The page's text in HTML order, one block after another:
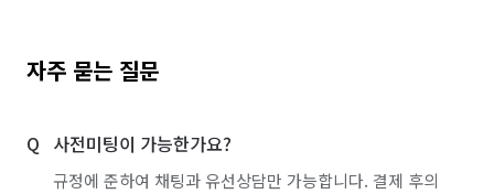
자주 묻는 질문
사전미팅이 가능한가요?
규정에 준하여 채팅과 유선상담만 가능합니다. 결제 후의